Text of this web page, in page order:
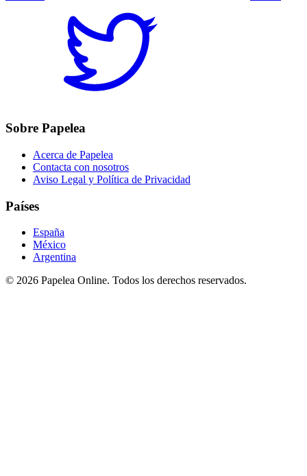
Sobre Papelea
Acerca de Papelea
Contacta con nosotros
Aviso Legal y Política de Privacidad
Países
España
México
Argentina
© 2026 Papelea Online. Todos los derechos reservados.